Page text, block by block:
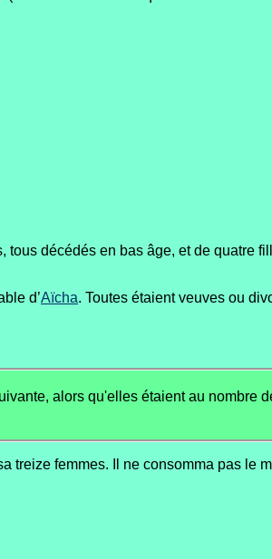
décédés en bas âge, et de quatre
d’Aïcha. Toutes étaient veuves ou
alors qu'elles étaient au nombre
treize femmes. Il ne consomma pas le